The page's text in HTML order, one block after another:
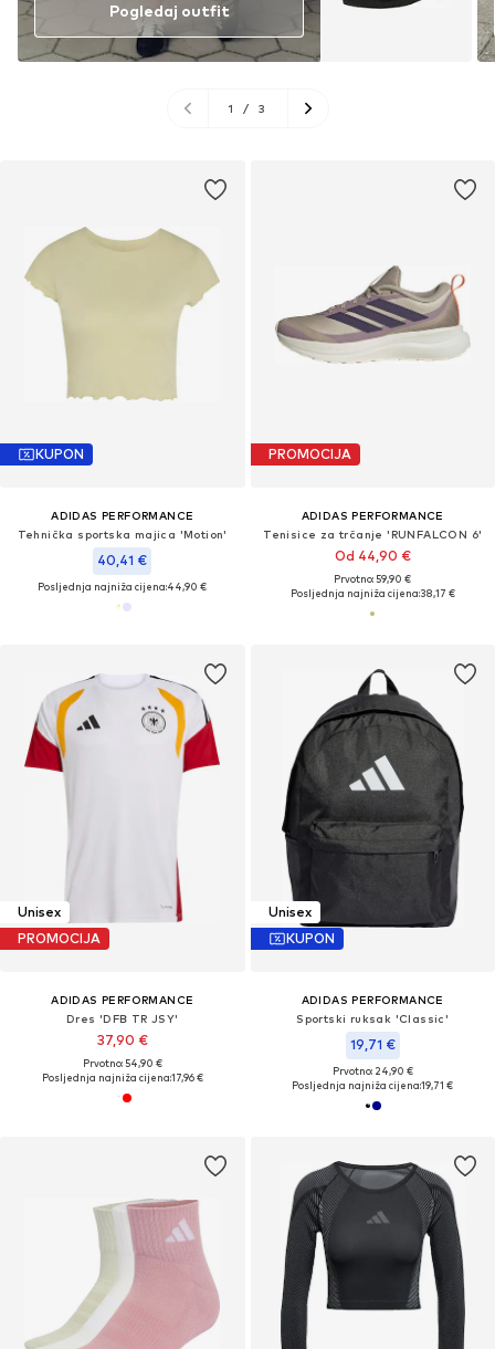
KUPON
ADIDAS PERFORMANCE
Tehnička sportska majica 'Motion'
40,41 €
Posljednja najniža cijena:44,90 €
PROMOCIJA
ADIDAS PERFORMANCE
Tenisice za trčanje 'RUNFALCON 6'
Od 44,90 €
Prvotno: 59,90 €
Posljednja najniža cijena:38,17 €
Unisex
PROMOCIJA
ADIDAS PERFORMANCE
Dres 'DFB TR JSY'
37,90 €
Prvotno: 54,90 €
Posljednja najniža cijena:17,96 €
Unisex
KUPON
ADIDAS PERFORMANCE
Sportski ruksak 'Classic'
19,71 €
Prvotno: 24,90 €
Posljednja najniža cijena:19,71 €
Pogledaj outfit
1 / 3